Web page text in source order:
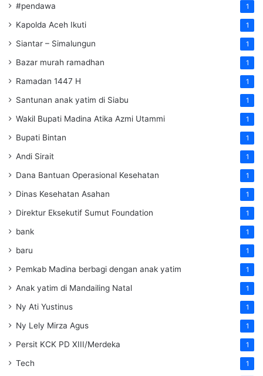
#pendawa 1
Kapolda Aceh Ikuti 1
Siantar – Simalungun 1
Bazar murah ramadhan 1
Ramadan 1447 H 1
Santunan anak yatim di Siabu 1
Wakil Bupati Madina Atika Azmi Utammi 1
Bupati Bintan 1
Andi Sirait 1
Dana Bantuan Operasional Kesehatan 1
Dinas Kesehatan Asahan 1
Direktur Eksekutif Sumut Foundation 1
bank 1
baru 1
Pemkab Madina berbagi dengan anak yatim 1
Anak yatim di Mandailing Natal 1
Ny Ati Yustinus 1
Ny Lely Mirza Agus 1
Persit KCK PD XIII/Merdeka 1
Tech 1